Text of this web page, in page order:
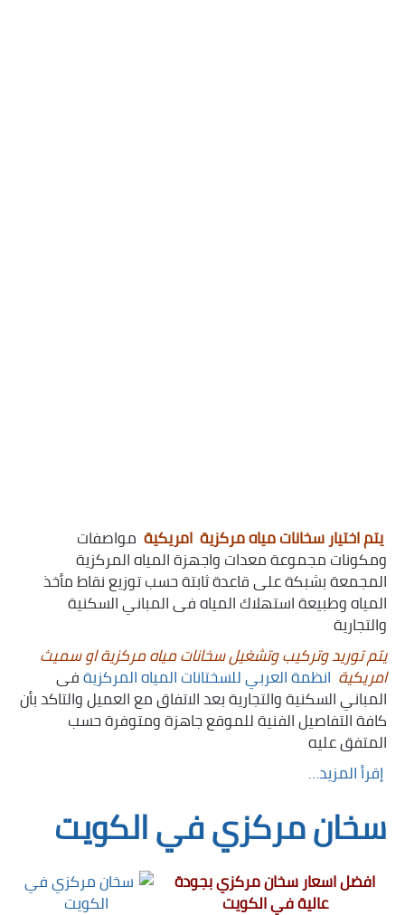
يتم اختيار سخانات مياه مركزية امريكية مواصفات
ومكونات مجموعة معدات واجهزة المياه المركزية
المجمعة بشبكة على قاعدة ثابتة حسب توزيع نقاط مأخذ
المياه وطبيعة استهلاك المياه فى المباني السكنية
والتجارية
يتم توريد وتركيب وتشغيل سخانات مياه مركزية او سميث
امريكية انظمة العربي للسختانات المياه المركزيةفى
المباني السكنية والتجارية بعد الاتفاق مع العميل والتاكد بأن
كافة التفاصيل الفنية للموقع جاهزة ومتوفرة حسب
المتفق عليه
إقرأ المزيد…
سخان مركزي في الكويت
افضل اسعار سخان مركزي بجودة
عالية في الكويت